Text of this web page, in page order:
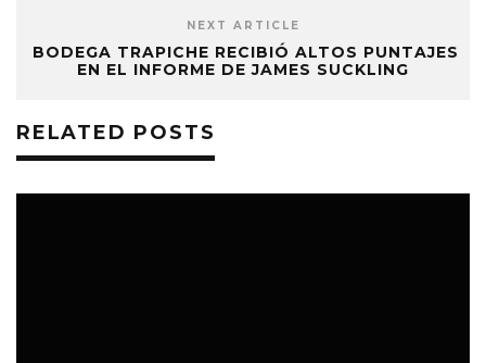
NEXT ARTICLE
BODEGA TRAPICHE RECIBIÓ ALTOS PUNTAJES
EN EL INFORME DE JAMES SUCKLING
RELATED POSTS